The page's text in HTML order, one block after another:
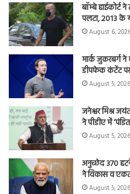
बॉम्बे
पलटा, 2013 के
August 6,
मार्क जुकरबर्ग
डीपफेक कंटेंट
August 5, 2026
जनेश्वर मिश्र
ने पीडीए में
August 5, 2026
अनुच्छेद 370
ने विकास व
August 5, 2026